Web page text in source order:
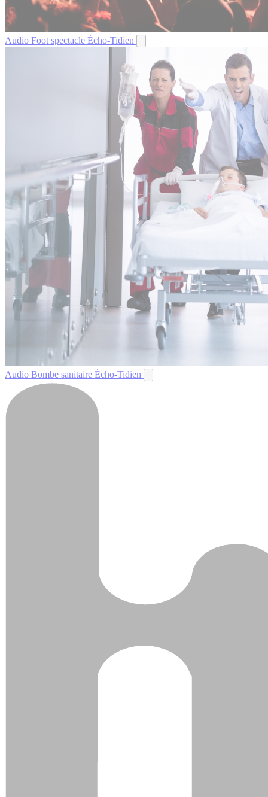
Audio Foot spectacle Écho-Tidien
Audio Bombe sanitaire Écho-Tidien